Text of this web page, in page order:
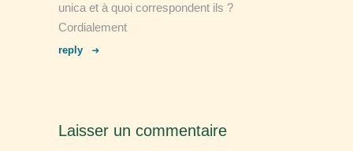
unica et à quoi correspondent ils ?
Cordialement
reply
Laisser un commentaire